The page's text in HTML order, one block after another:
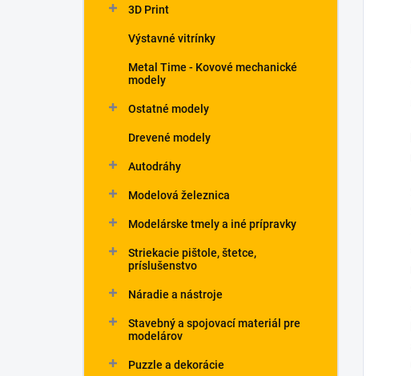
3D Print
Výstavné vitrínky
Metal Time - Kovové mechanické
modely
Ostatné modely
Drevené modely
Autodráhy
Modelová železnica
Modelárske tmely a iné prípravky
Striekacie pištole, štetce,
príslušenstvo
Náradie a nástroje
Stavebný a spojovací materiál pre
modelárov
Puzzle a dekorácie